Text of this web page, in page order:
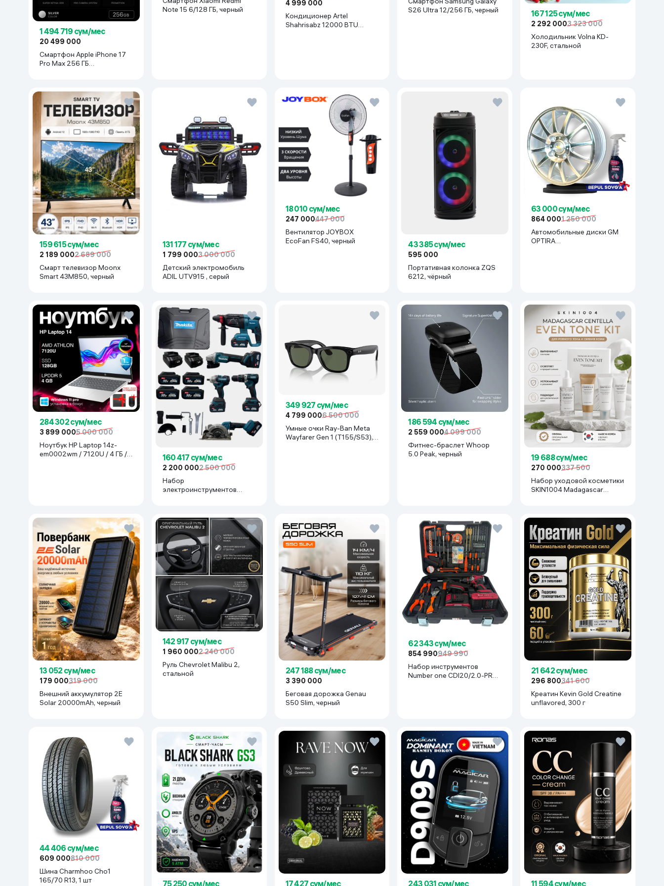
Snapdragon 8 Elite Gen 5
1 494 719 сум/мес
20 499 000
Смартфон Apple iPhone 17
Pro Max 256 ГБ
Note 15 6/128 ГБ, черный
4 999 000
Кондиционер Artel
Shahrisabz 12000 BTU
S26 Ultra 12/256 ГБ, черный
167 125 сум/мес
2 292 0003 323 000
Холодильник Volna KD-
230F, стальной
159 615 сум/мес
2 189 0002 689 000
Смарт телевизор Moonx
Smart 43M850, черный
131 177 сум/мес
1 799 0003 000 000
Детский электромобиль
ADIL UTV915 , серый
18 010 сум/мес
247 000447 000
Вентилятор JOYBOX
EcoFan FS40, черный
43 385 сум/мес
595 000
Портативная колонка ZQS
6212, чёрный
63 000 сум/мес
864 0001 250 000
Автомобильные диски GM
OPTIRA
284 302 сум/мес
3 899 0005 000 000
Ноутбук HP Laptop 14z-
em0002wm / 7120U / 4 ГБ /
160 417 сум/мес
2 200 0002 500 000
Набор
электроинструментов
349 927 сум/мес
4 799 0006 500 000
Умные очки Ray-Ban Meta
Wayfarer Gen 1 (T155/S53),
186 594 сум/мес
2 559 0004 099 000
Фитнес-браслет Whoop
5.0 Peak, черный
19 688 сум/мес
270 000337 500
Набор уходовой косметики
SKIN1004 Madagascar
13 052 сум/мес
179 000319 000
Внешний аккумулятор 2E
Solar 20000mAh, черный
142 917 сум/мес
1 960 0002 240 000
Руль Chevrolet Malibu 2,
cтальной
247 188 сум/мес
3 390 000
Беговая дорожка Genau
S50 Slim, черный
62 343 сум/мес
854 990949 990
Набор инструментов
Number one CDI20/2.0-PRO-
21 642 сум/мес
296 800341 600
Креатин Kevin Gold Creatine
unflavored, 300 г
44 406 сум/мес
609 000810 000
Шина Charmhoo Cho1
165/70 R13, 1 шт
75 250 сум/мес 17 427 сум/мес 243 031 сум/мес 11 594 сум/мес